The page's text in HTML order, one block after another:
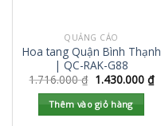
QUẢNG CÁO
Hoa tang Quận Bình Thạnh
| QC-RAK-G88
1.716.000₫ 1.430.000 ₫
Thêm vào giỏ hàng